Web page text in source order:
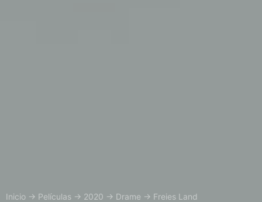
Inicio → Películas → 2020 → Drame → Freies Land